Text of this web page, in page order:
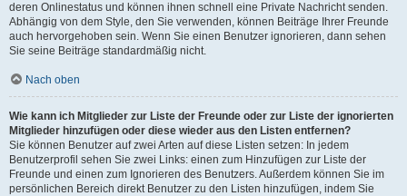
deren Onlinestatus und können ihnen schnell eine Private Nachricht senden.
Abhängig von dem Style, den Sie verwenden, können Beiträge Ihrer Freunde
auch hervorgehoben sein. Wenn Sie einen Benutzer ignorieren, dann sehen
Sie seine Beiträge standardmäßig nicht.
Nach oben
Wie kann ich Mitglieder zur Liste der Freunde oder zur Liste der ignorierten
Mitglieder hinzufügen oder diese wieder aus den Listen entfernen?
Sie können Benutzer auf zwei Arten auf diese Listen setzen: In jedem
Benutzerprofil sehen Sie zwei Links: einen zum Hinzufügen zur Liste der
Freunde und einen zum Ignorieren des Benutzers. Außerdem können Sie im
persönlichen Bereich direkt Benutzer zu den Listen hinzufügen, indem Sie